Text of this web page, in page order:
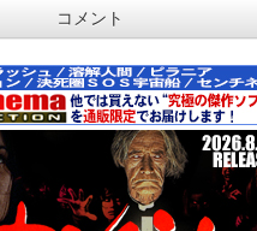
コメント